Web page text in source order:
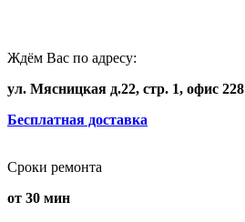
Ждём Вас по адресу:
ул. Мясницкая д.22, стр. 1, офис 228
Бесплатная доставка
Сроки ремонта
от 30 мин